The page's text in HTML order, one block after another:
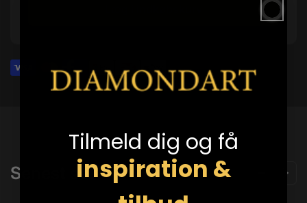
Senest set
Tilmeld dig og få
inspiration &